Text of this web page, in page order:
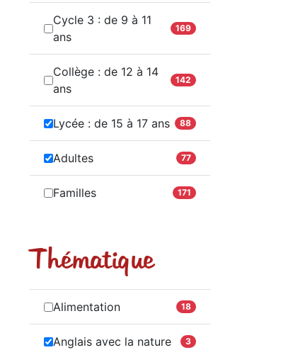
Cycle 3 : de 9 à 11
ans
169
Collège : de 12 à 14
ans
142
Lycée : de 15 à 17 ans 88
Adultes 77
Familles 171
Thématique
Alimentation 18
Anglais avec la nature 3